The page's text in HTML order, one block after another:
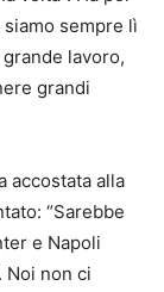
sempre lì
lavoro,
grandi
accostata alla
“Sarebbe
e Napoli
non ci